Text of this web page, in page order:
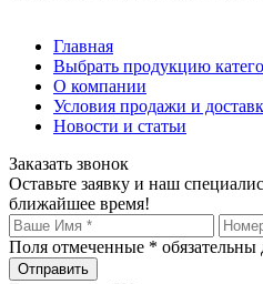
Главная
Выбрать продукцию
О компании
Условия продажи и
Новости и статьи
Заказать звонок
Оставьте заявку и наш
ближайшее время!
Поля отмеченные * обязательны